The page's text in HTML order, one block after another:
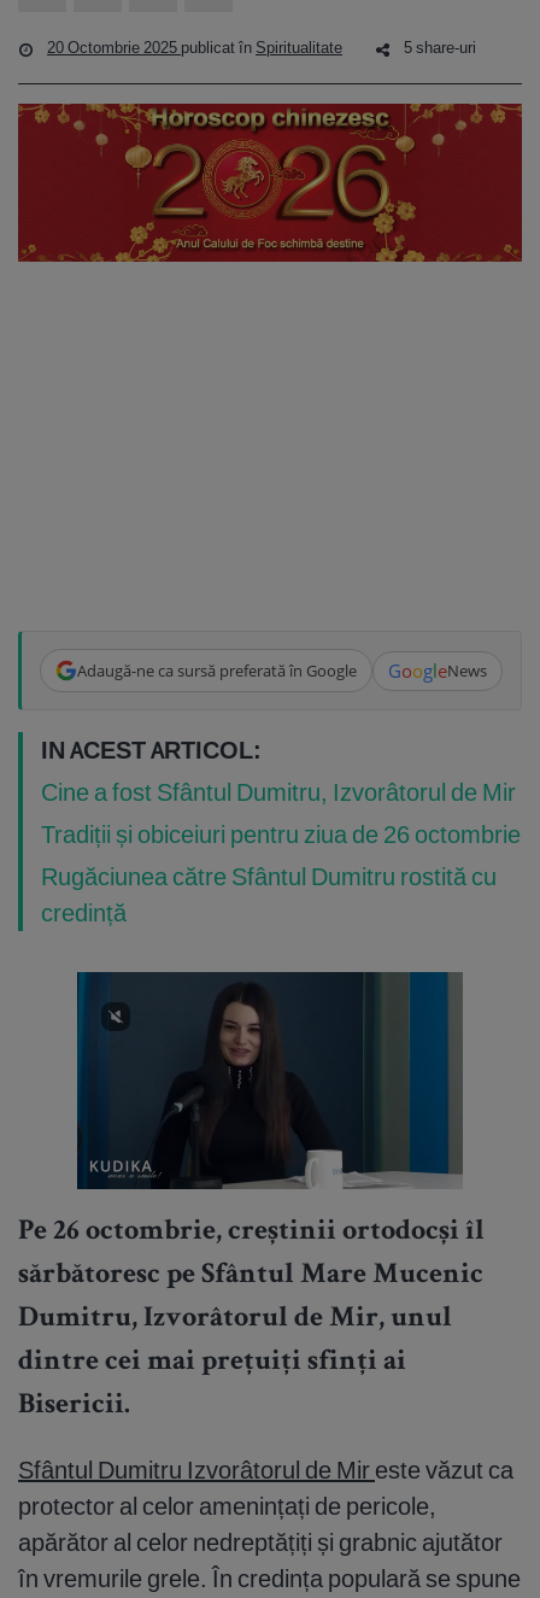
20 Octombrie 2025 publicat în Spiritualitate 5 share-uri
Adaugă-ne ca sursă preferată în Google GoogleNews
IN ACEST ARTICOL:
Cine a fost Sfântul Dumitru, Izvorâtorul de Mir
Tradiții și obiceiuri pentru ziua de 26 octombrie
Rugăciunea către Sfântul Dumitru rostită cu
credință
Pe 26 octombrie, creștinii ortodocși îl
sărbătoresc pe Sfântul Mare Mucenic
Dumitru, Izvorâtorul de Mir, unul
dintre cei mai prețuiți sfinți ai
Bisericii.
Sfântul Dumitru Izvorâtorul de Mir este văzut ca
protector al celor amenințați de pericole,
apărător al celor nedreptățiți și grabnic ajutător
în vremurile grele. În credința populară se spune